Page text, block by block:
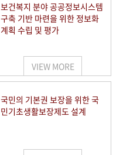
보건복지 분야 공공정보시스템
구축 기반 마련을 위한 정보화
계획 수립 및 평가
VIEW MORE
국민의 기본권 보장을 위한 국
민기초생활보장제도 설계